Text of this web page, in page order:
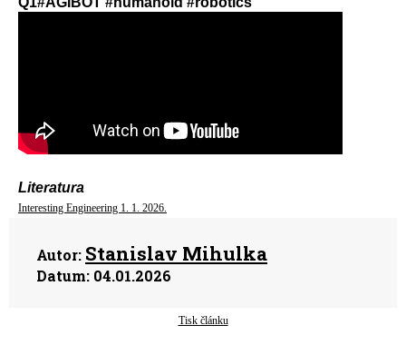
Literatura
Interesting Engineering 1. 1. 2026.
Autor: Stanislav Mihulka
Datum: 04.01.2026
Tisk článku